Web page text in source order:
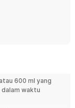
600 ml yang
waktu